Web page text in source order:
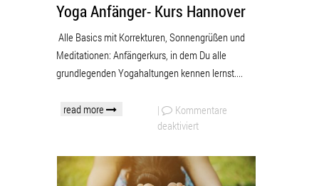
Yoga Anfänger- Kurs Hannover
Alle Basics mit Korrekturen, Sonnengrüßen und
Meditationen: Anfängerkurs, in dem Du alle
grundlegenden Yogahaltungen kennen lernst....
read more |
Kommentare
deaktiviert